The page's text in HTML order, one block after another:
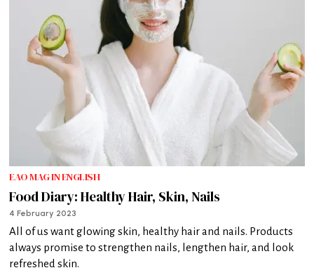
EAO MAG IN ENGLISH
Food Diary: Healthy Hair, Skin, Nails
4 February 2023
All of us want glowing skin, healthy hair and nails. Products
always promise to strengthen nails, lengthen hair, and look
refreshed skin.